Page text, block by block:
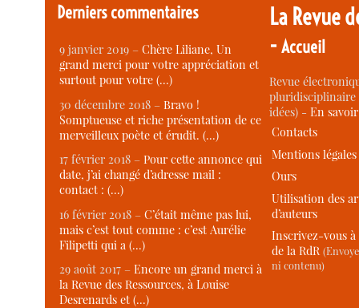
Derniers commentaires
9 janvier 2019 –Chère Liliane, Un
grand merci pour votre appréciation et
surtout pour votre (…)
30 décembre 2018 –Bravo !
Somptueuse et riche présentation de ce
merveilleux poète et érudit. (…)
17 février 2018 –Pour cette annonce qui
date, j’ai changé d’adresse mail :
contact : (…)
16 février 2018 –C’était même pas lui,
mais c’est tout comme : c’est Aurélie
Filipetti qui a (…)
29 août 2017 –Encore un grand merci à
la Revue des Ressources, à Louise
Desrenards et (…)
La Revue
-Accueil
Revue
idées) -En
Contacts
Mentions légales
Ours
Utilisation des
d’auteurs
Inscrivez-vous
de la RdR
ni contenu)